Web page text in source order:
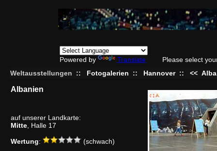
Powered by Translate
Please select
Weltausstellungen
:: Fotogalerien :: Hannover :: <<
Albanien
auf unserer Landkarte:
Mitte , Halle 17
Wertung:
(schwach)